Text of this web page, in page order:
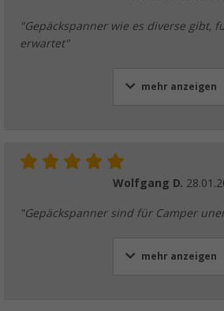
"Gepäckspanner wie es diverse gibt,
erwartet"
mehr anzeigen
Wolfgang D.
"Gepäckspanner sind für Camper
mehr anzeigen